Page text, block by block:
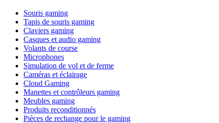
Souris gaming
Tapis de souris gaming
Claviers gaming
Casques et audio gaming
Volants de course
Microphones
Simulation de vol et de ferme
Caméras et éclairage
Cloud Gaming
Manettes et contrôleurs gaming
Meubles gaming
Produits reconditionnés
Pièces de rechange pour le gaming